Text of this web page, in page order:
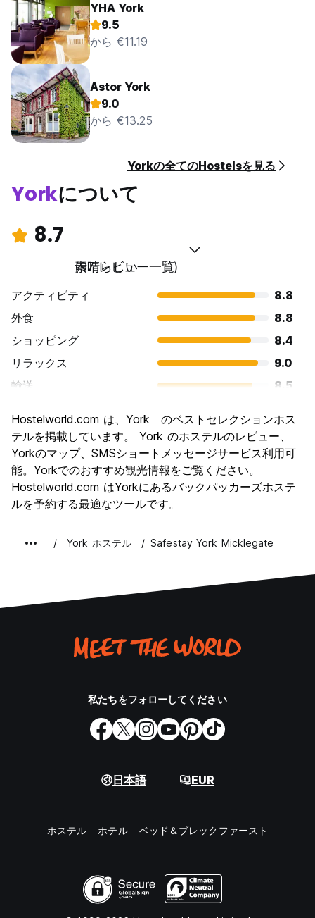
YHA York
9.5
から €11.19
Astor York
9.0
から €13.25
Yorkの全てのHostelsを見る
Yorkについて
8.7
素晴らしい
(97 レビュー一覧)
アクティビティ
8.8
外食
8.8
ショッピング
8.4
リラックス
9.0
輸送
8.5
文化
ナイトライフ
7.9
コストパフォーマンス
Hostelworld.com は、York のベストセレクションホス
テルを掲載しています。 York のホステルのレビュー、
Yorkのマップ、SMSショートメッセージサービス利用可
能。Yorkでのおすすめ観光情報をご覧ください。
Hostelworld.com はYorkにあるバックパッカーズホステ
ルを予約する最適なツールです。
York ホステル Safestay York Micklegate
私たちをフォローしてください
日本語 EUR
ホステル ホテル ベッド＆ブレックファースト